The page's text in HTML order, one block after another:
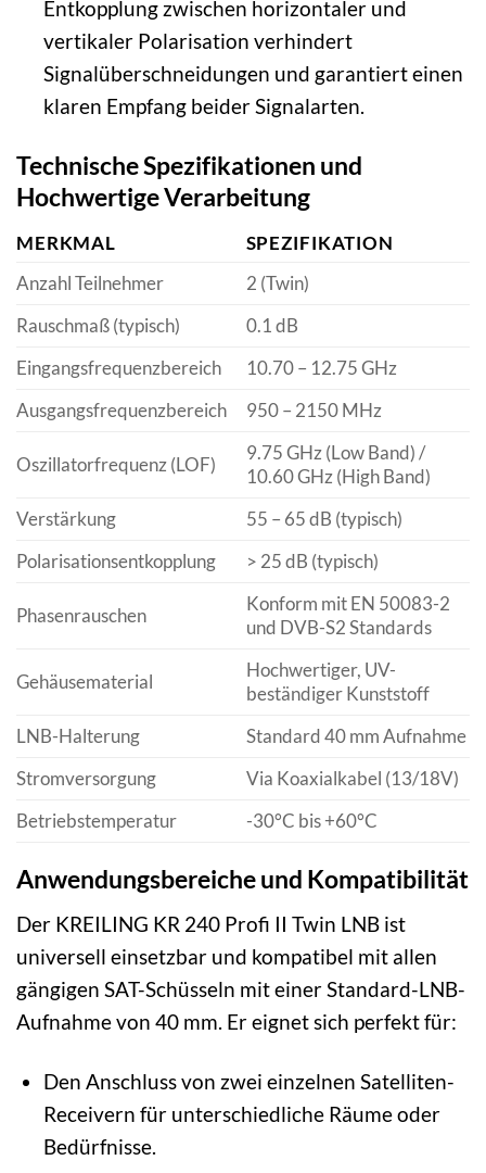
Entkopplung zwischen horizontaler und
vertikaler Polarisation verhindert
Signalüberschneidungen und garantiert einen
klaren Empfang beider Signalarten.
Technische Spezifikationen und
Hochwertige Verarbeitung
MERKMAL
SPEZIFIKATION
Anzahl Teilnehmer
2 (Twin)
Rauschmaß (typisch)
0.1 dB
Eingangsfrequenzbereich
10.70 – 12.75 GHz
Ausgangsfrequenzbereich
950 – 2150 MHz
Oszillatorfrequenz (LOF)
9.75 GHz (Low Band) /
10.60 GHz (High Band)
Verstärkung
55 – 65 dB (typisch)
Polarisationsentkopplung
> 25 dB (typisch)
Phasenrauschen
Konform mit EN 50083-2
und DVB-S2 Standards
Gehäusematerial
Hochwertiger, UV-
beständiger Kunststoff
LNB-Halterung
Standard 40 mm Aufnahme
Stromversorgung
Via Koaxialkabel (13/18V)
Betriebstemperatur
-30°C bis +60°C
Anwendungsbereiche und Kompatibilität
Der KREILING KR 240 Profi II Twin LNB ist
universell einsetzbar und kompatibel mit allen
gängigen SAT-Schüsseln mit einer Standard-LNB-
Aufnahme von 40 mm. Er eignet sich perfekt für:
Den Anschluss von zwei einzelnen Satelliten-
Receivern für unterschiedliche Räume oder
Bedürfnisse.